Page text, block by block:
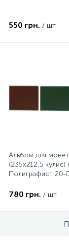
550 грн. / шт
Альбом для монет
(235х212,5 кулис)
Полиграфист 20-
780 грн. / шт